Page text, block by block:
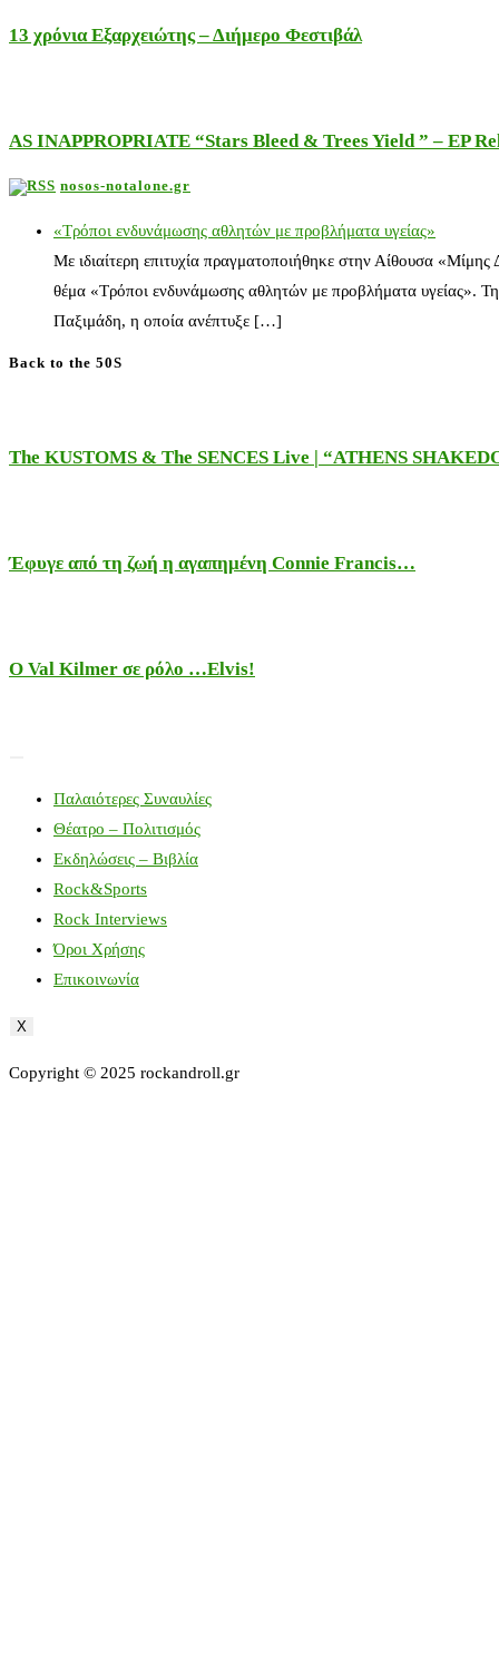
13 χρόνια Εξαρχειώτης – Διήμερο Φεστιβάλ
AS INAPPROPRIATE “Stars Bleed & Trees Yield ” – EP
nosos-notalone.gr
«Τρόποι ενδυνάμωσης αθλητών με προβλήματα υγείας»
Με ιδιαίτερη επιτυχία πραγματοποιήθηκε στην Αίθουσα
θέμα «Τρόποι ενδυνάμωσης αθλητών με προβλήματα υγείας».
Παξιμάδη, η οποία ανέπτυξε […]
Back to the 50S
The KUSTOMS & The SENCES Live | “ATHENS
Έφυγε από τη ζωή η αγαπημένη Connie Francis…
Ο Val Kilmer σε ρόλο …Elvis!
Παλαιότερες Συναυλίες
Θέατρο – Πολιτισμός
Εκδηλώσεις – Βιβλία
Rock&Sports
Rock Interviews
Όροι Χρήσης
Επικοινωνία
X
Copyright © 2025 rockandroll.gr